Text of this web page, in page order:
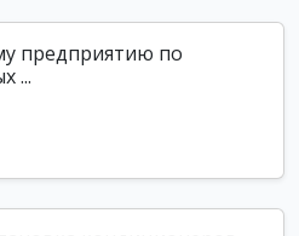
предприятию по
...